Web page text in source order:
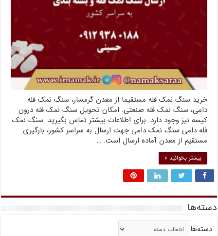
خرید سنگ نمک فله مستقیما از معدن گرمسار، سنگ نمک فله
دامی، سنگ نمک فله صنعتی. امکان تحویل سنگ نمک فله درون
کیسه نیز وجود دارد. برای اطلاعات بیشتر تماس بگیرید. سنگ نمک
فله دامی سنگ نمک دامی جهت ارسال به سراسر کشور، بارگیری
مستقیم از معدن آماده ارسال است. …
بیشتر بخوانید »
دسته‌ها
دسته‌ها